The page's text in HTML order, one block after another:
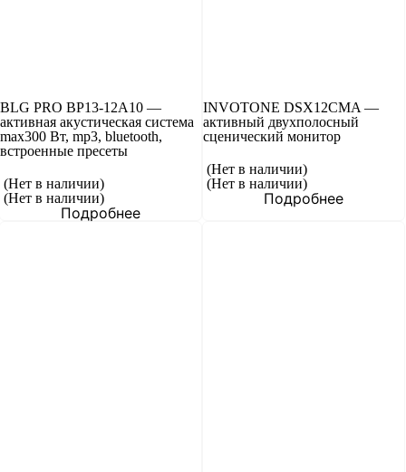
BLG PRO BP13-12A10 —
активная акустическая система
max300 Вт, mp3, bluetooth,
встроенные пресеты
(Нет в наличии)
(Нет в наличии)
Подробнее
INVOTONE DSX12CMA —
активный двухполосный
сценический монитор
(Нет в наличии)
(Нет в наличии)
Подробнее